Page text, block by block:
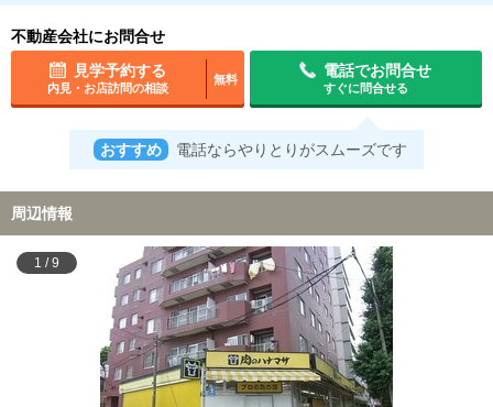
不動産会社にお問合せ
見学予約する
内見・お店訪問の相談
無料
電話でお問合せ
すぐに問合せる
おすすめ 電話ならやりとりがスムーズです
周辺情報
1 / 9